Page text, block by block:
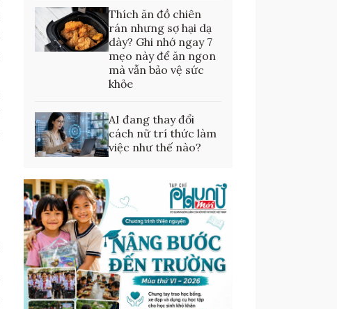
Thích ăn đồ chiên
rán nhưng sợ hại dạ
dày? Ghi nhớ ngay 7
mẹo này để ăn ngon
mà vẫn bảo vệ sức
khỏe
AI đang thay đổi
cách nữ trí thức làm
việc như thế nào?